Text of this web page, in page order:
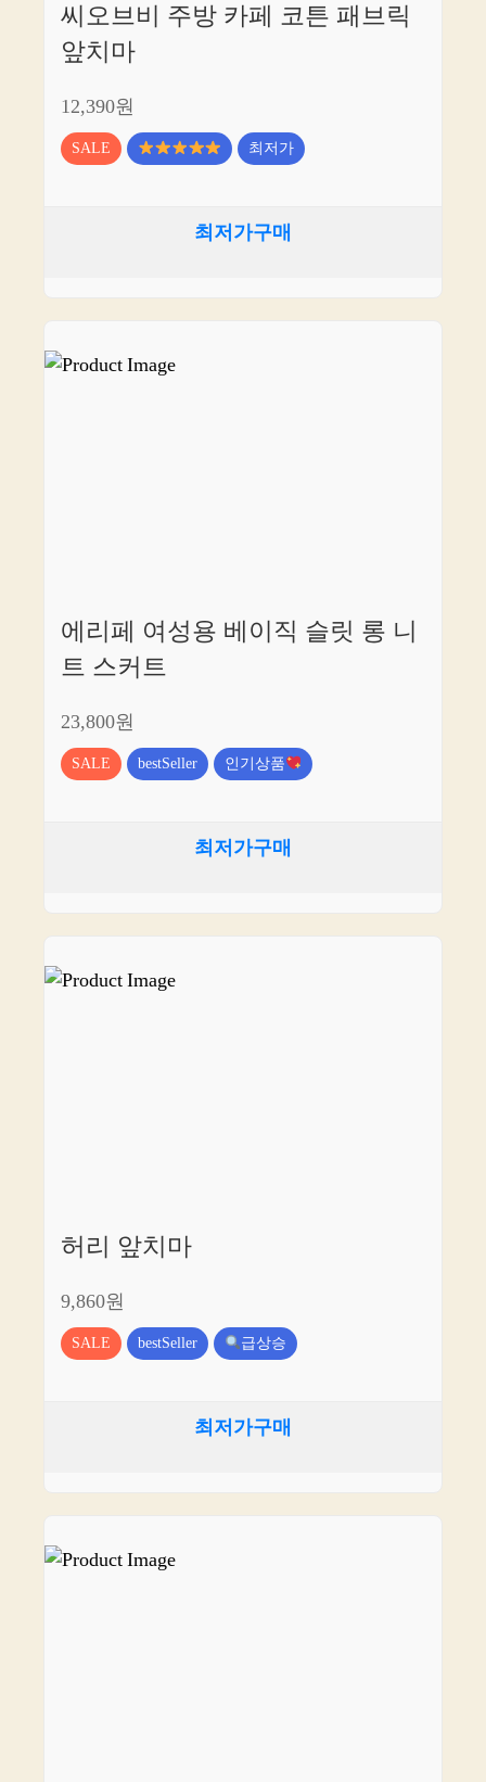
씨오브비 주방 카페 코튼 패브릭
앞치마
12,390원
SALE 최저가
최저가구매
에리페 여성용 베이직 슬릿 롱 니
트 스커트
23,800원
SALE bestSeller 인기상품
최저가구매
허리 앞치마
9,860원
SALE bestSeller 급상승
최저가구매